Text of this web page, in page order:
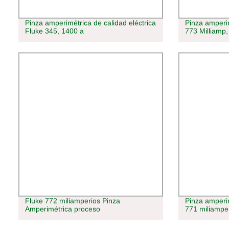
Pinza amperimétrica de calidad eléctrica
Fluke 345, 1400 a
Pinza
773
Fluke 772 miliamperios Pinza
Amperimétrica proceso
Pinza
771